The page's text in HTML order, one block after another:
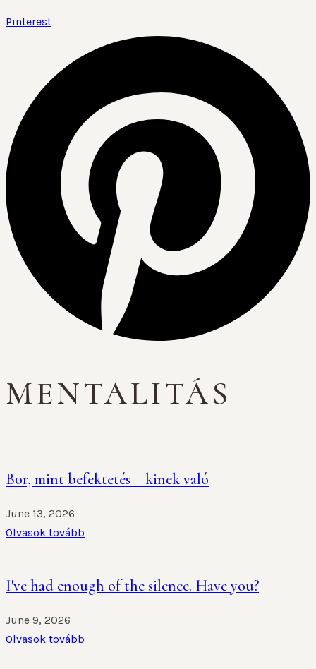
Pinterest
MENTALITÁS
Bor, mint befektetés – kinek való
June 13, 2026
Olvasok tovább
I've had enough of the silence. Have you?
June 9, 2026
Olvasok tovább